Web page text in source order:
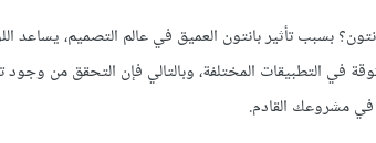
بسبب تأثير بانتون العميق في عالم التصميم، يساعد
في التطبيقات المختلفة، وبالتالي فإن التحقق من
مشروعك القادم.